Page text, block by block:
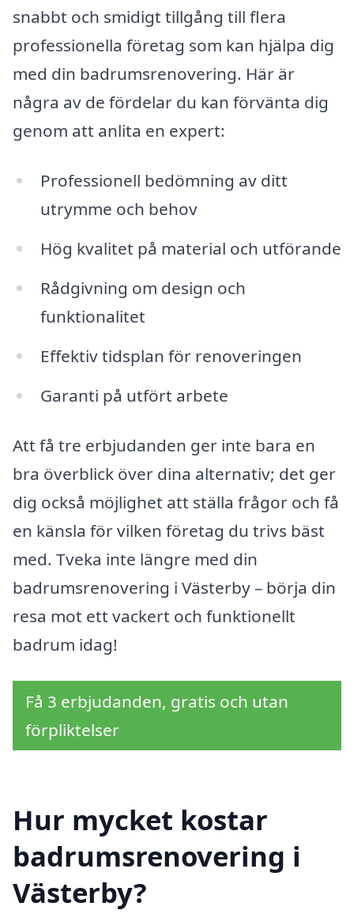
snabbt och smidigt tillgång till flera
professionella företag som kan hjälpa dig
med din badrumsrenovering. Här är
några av de fördelar du kan förvänta dig
genom att anlita en expert:
Professionell bedömning av ditt
utrymme och behov
Hög kvalitet på material och utförande
Rådgivning om design och
funktionalitet
Effektiv tidsplan för renoveringen
Garanti på utfört arbete
Att få tre erbjudanden ger inte bara en
bra överblick över dina alternativ; det ger
dig också möjlighet att ställa frågor och få
en känsla för vilken företag du trivs bäst
med. Tveka inte längre med din
badrumsrenovering i Västerby – börja din
resa mot ett vackert och funktionellt
badrum idag!
Få 3 erbjudanden, gratis och utan
förpliktelser
Hur mycket kostar
badrumsrenovering i
Västerby?